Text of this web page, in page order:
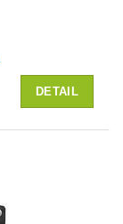
DETAIL